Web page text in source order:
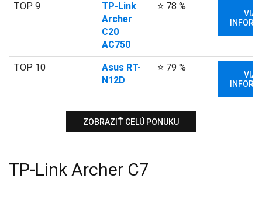
TOP 9
TP-Link
Archer
C20
AC750
⭐ 78 %
VIAC
TOP 10
Asus RT-
N12D
⭐ 79 %
VIAC
ZOBRAZIŤ CELÚ PONUKU
TP-Link Archer C7